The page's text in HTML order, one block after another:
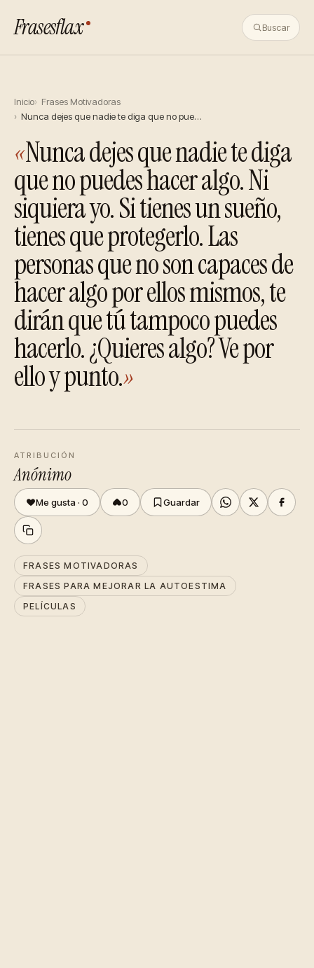
Frasesflax Buscar
Inicio
Frases Motivadoras
Nunca dejes que nadie te diga que no pue…
«Nunca dejes que nadie te diga
que no puedes hacer algo. Ni
siquiera yo. Si tienes un sueño,
tienes que protegerlo. Las
personas que no son capaces de
hacer algo por ellos mismos, te
dirán que tú tampoco puedes
hacerlo. ¿Quieres algo? Ve por
ello y punto.»
ATRIBUCIÓN
Anónimo
Me gusta · 0 0 Guardar
FRASES MOTIVADORAS
FRASES PARA MEJORAR LA AUTOESTIMA
PELÍCULAS